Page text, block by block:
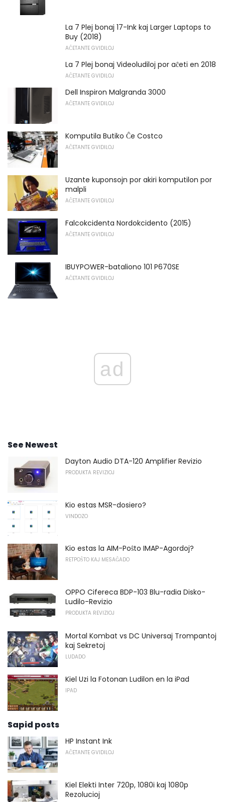
La 7 Plej bonaj 17-Ink kaj Larger Laptops to
Buy (2018)
AĈETANTE GVIDILOJ
La 7 Plej bonaj Videoludiloj por aĉeti en 2018
AĈETANTE GVIDILOJ
Dell Inspiron Malgranda 3000
AĈETANTE GVIDILOJ
Komputila Butiko Ĉe Costco
AĈETANTE GVIDILOJ
Uzante kuponsojn por akiri komputilon por
malpli
AĈETANTE GVIDILOJ
Falcokcidenta Nordokcidento (2015)
AĈETANTE GVIDILOJ
IBUYPOWER-bataliono 101 P670SE
AĈETANTE GVIDILOJ
ad
See Newest
Dayton Audio DTA-120 Amplifier Revizio
PRODUKTA REVIZIOJ
Kio estas MSR-dosiero?
VINDOZO
Kio estas la AIM-Poŝto IMAP-Agordoj?
RETPOŜTO KAJ MESAĜADO
OPPO Cifereca BDP-103 Blu-radia Disko-
Ludilo-Revizio
PRODUKTA REVIZIOJ
Mortal Kombat vs DC Universaj Trompantoj
kaj Sekretoj
LUDADO
Kiel Uzi la Fotonan Ludilon en la iPad
IPAD
Sapid posts
HP Instant Ink
AĈETANTE GVIDILOJ
Kiel Elekti Inter 720p, 1080i kaj 1080p
Rezolucioj